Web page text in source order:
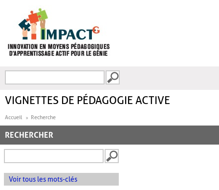
FORMULAIRE DE
VIGNETTES DE PÉDAGOGIE ACTIVE
Accueil Recherche
RECHERCHER
Voir tous les mots-clés